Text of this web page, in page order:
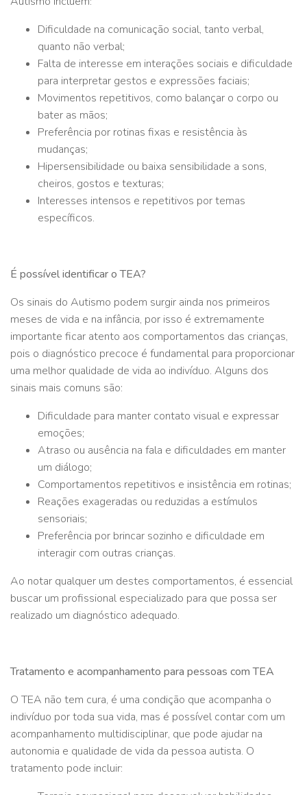
Dificuldade na comunicação social, tanto verbal,
quanto não verbal;
Falta de interesse em interações sociais e dificuldade
para interpretar gestos e expressões faciais;
Movimentos repetitivos, como balançar o corpo ou
bater as mãos;
Preferência por rotinas fixas e resistência às
mudanças;
Hipersensibilidade ou baixa sensibilidade a sons,
cheiros, gostos e texturas;
Interesses intensos e repetitivos por temas
específicos.
É possível identificar o TEA?
Os sinais do Autismo podem surgir ainda nos primeiros
meses de vida e na infância, por isso é extremamente
importante ficar atento aos comportamentos das crianças,
pois o diagnóstico precoce é fundamental para proporcionar
uma melhor qualidade de vida ao indivíduo. Alguns dos
sinais mais comuns são:
Dificuldade para manter contato visual e expressar
emoções;
Atraso ou ausência na fala e dificuldades em manter
um diálogo;
Comportamentos repetitivos e insistência em rotinas;
Reações exageradas ou reduzidas a estímulos
sensoriais;
Preferência por brincar sozinho e dificuldade em
interagir com outras crianças.
Ao notar qualquer um destes comportamentos, é essencial
buscar um profissional especializado para que possa ser
realizado um diagnóstico adequado.
Tratamento e acompanhamento para pessoas com TEA
O TEA não tem cura, é uma condição que acompanha o
indivíduo por toda sua vida, mas é possível contar com um
acompanhamento multidisciplinar, que pode ajudar na
autonomia e qualidade de vida da pessoa autista. O
tratamento pode incluir: